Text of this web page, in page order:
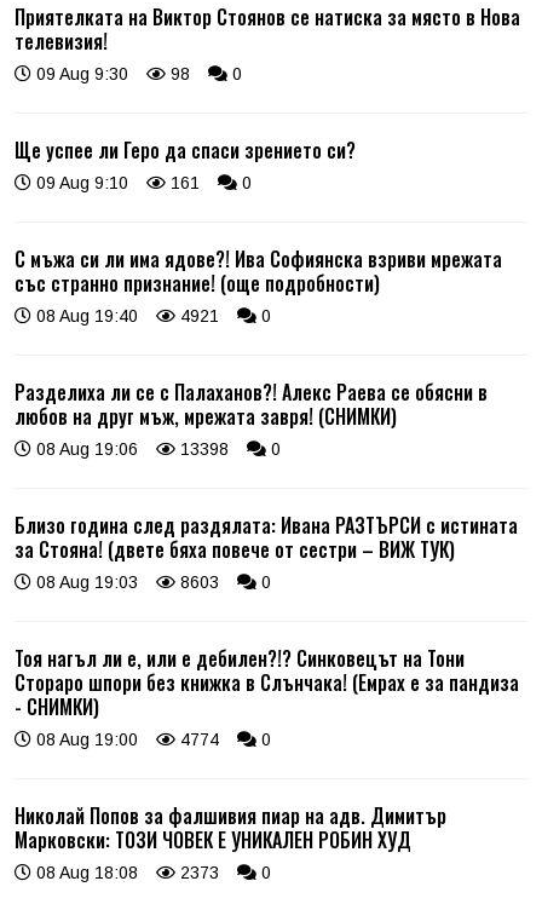
Приятелката на Виктор Стоянов се натиска за място в Нова
телевизия!
09 Aug 9:30 98 0
Ще успее ли Геро да спаси зрението си?
09 Aug 9:10 161 0
С мъжа си ли има ядове?! Ива Софиянска взриви мрежата
със странно признание! (още подробности)
08 Aug 19:40 4921 0
Разделиха ли се с Палаханов?! Алекс Раева се обясни в
любов на друг мъж, мрежата завря! (СНИМКИ)
08 Aug 19:06 13398 0
Близо година след раздялата: Ивана РАЗТЪРСИ с истината
за Стояна! (двете бяха повече от сестри – ВИЖ ТУК)
08 Aug 19:03 8603 0
Тоя нагъл ли е, или е дебилен?!? Синковецът на Тони
Стораро шпори без книжка в Слънчака! (Емрах е за пандиза
- СНИМКИ)
08 Aug 19:00 4774 0
Николай Попов за фалшивия пиар на адв. Димитър
Марковски: ТОЗИ ЧОВЕК Е УНИКАЛЕН РОБИН ХУД
08 Aug 18:08 2373 0